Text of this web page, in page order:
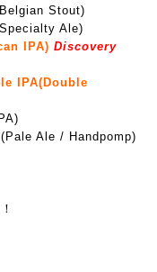
Stout)
Ale)
IPA) Discovery
IPA(Double
Ale / Handpomp)